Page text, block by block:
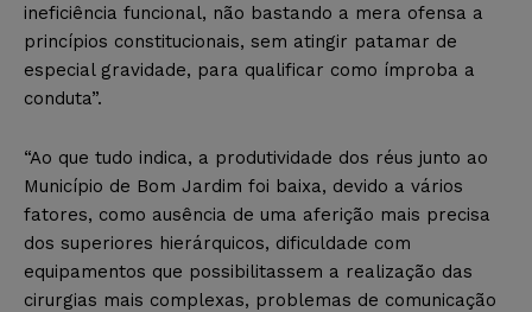
ineficiência funcional, não bastando a mera ofensa a
princípios constitucionais, sem atingir patamar de
especial gravidade, para qualificar como ímproba a
conduta”.
“Ao que tudo indica, a produtividade dos réus junto ao
Município de Bom Jardim foi baixa, devido a vários
fatores, como ausência de uma aferição mais precisa
dos superiores hierárquicos, dificuldade com
equipamentos que possibilitassem a realização das
cirurgias mais complexas, problemas de comunicação